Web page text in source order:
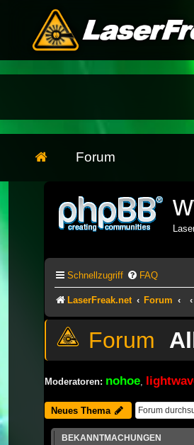
Forum
Schnellzugriff FAQ
LaserFreak.net Forum
Moderatoren: nohoe
Neues Thema
BEKANNTMACHUNGEN